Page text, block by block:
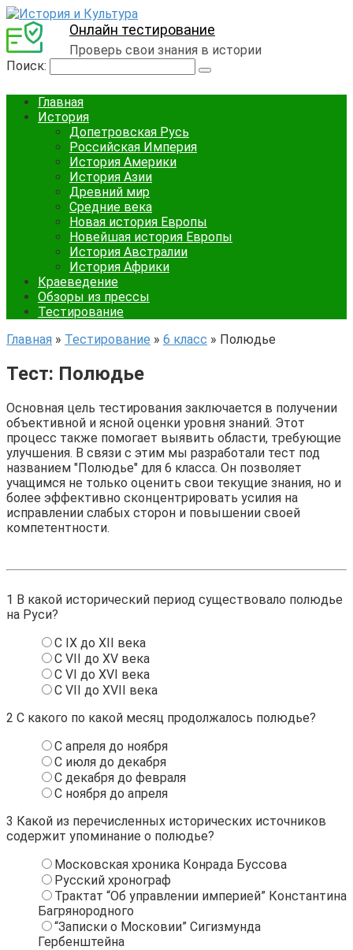
Онлайн тестирование
Проверь свои знания в истории
Поиск:
Главная
История
Допетровская Русь
Российская Империя
История Америки
История Азии
Древний мир
Средние века
Новая история Европы
Новейшая история Европы
История Австралии
История Африки
Краеведение
Обзоры из прессы
Тестирование
Главная » Тестирование » 6 класс » Полюдье
Тест: Полюдье
Основная цель тестирования заключается в получении
объективной и ясной оценки уровня знаний. Этот
процесс также помогает выявить области, требующие
улучшения. В связи с этим мы разработали тест под
названием "Полюдье" для 6 класса. Он позволяет
учащимся не только оценить свои текущие знания, но и
более эффективно сконцентрировать усилия на
исправлении слабых сторон и повышении своей
компетентности.
1 В какой исторический период существовало полюдье
на Руси?
С IX до XII века
С VII до XV века
С VI до XVI века
С VII до XVII века
2 С какого по какой месяц продолжалось полюдье?
С апреля до ноября
С июля до декабря
С декабря до февраля
С ноября до апреля
3 Какой из перечисленных исторических источников
содержит упоминание о полюдье?
Московская хроника Конрада Буссова
Русский хронограф
Трактат “Об управлении империей” Константина
Багрянородного
“Записки о Московии” Сигизмунда
Гербенштейна